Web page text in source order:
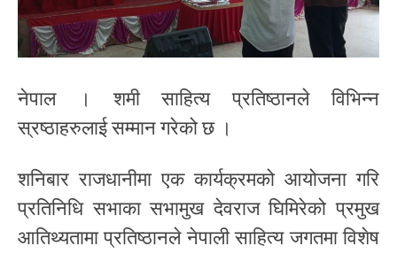
नेपाल । शमी साहित्य प्रतिष्ठानले विभिन्न
स्रष्ठाहरुलाई सम्मान गरेको छ ।
शनिबार राजधानीमा एक कार्यक्रमको आयोजना गरि
प्रतिनिधि सभाका सभामुख देवराज घिमिरेको प्रमुख
आतिथ्यतामा प्रतिष्ठानले नेपाली साहित्य जगतमा विशेष